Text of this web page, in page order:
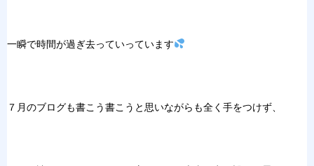
一瞬で時間が過ぎ去っていっています
７月のブログも書こう書こうと思いながらも全く手をつけず、